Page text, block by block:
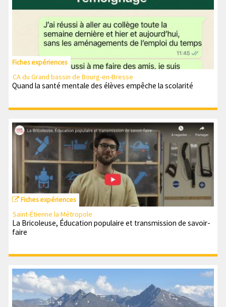
Fiches expériences
CA du Grand bassin de Bourg-en-Bresse
Quand la santé mentale des élèves empêche la scolarité
Fiches expériences
Saint-Étienne la Métropole
La Bricoleuse, Éducation populaire et transmission de savoir-
faire